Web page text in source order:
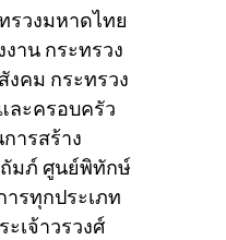
รวงมหาดไทย
าน กระทรวง
งคม กระทรวง
ละครอบครัว
ารสร้าง
มภ์ ศูนย์พิทักษ์
รทุกประเภท
เจ้าวรวงศ์